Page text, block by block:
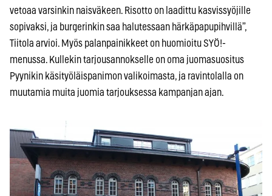
vetoaa varsinkin naisväkeen. Risotto on laadittu kasvissyöjille
sopivaksi, ja burgerinkin saa halutessaan härkäpapupihvillä”,
Tiitola arvioi. Myös palanpainikkeet on huomioitu SYÖ!-
menussa. Kullekin tarjousannokselle on oma juomasuositus
Pyynikin käsityöläispanimon valikoimasta, ja ravintolalla on
muutamia muita juomia tarjouksessa kampanjan ajan.